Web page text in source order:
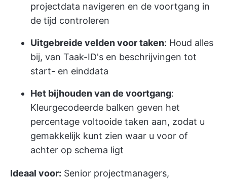
projectdata navigeren en de voortgang in
de tijd controleren
Uitgebreide velden voor taken: Houd alles
bij, van Taak-ID's en beschrijvingen tot
start- en einddata
Het bijhouden van de voortgang:
Kleurgecodeerde balken geven het
percentage voltooide taken aan, zodat u
gemakkelijk kunt zien waar u voor of
achter op schema ligt
Ideaal voor: Senior projectmanagers,